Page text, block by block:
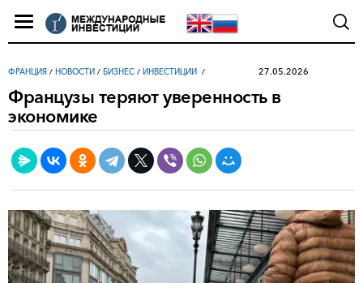
ФРАНЦИЯ / НОВОСТИ / БИЗНЕС / ИНВЕСТИЦИИ 27.05.2026
Французы теряют уверенность в
экономике